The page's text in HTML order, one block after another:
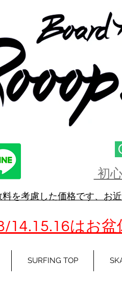
初
を考慮した価格です、お
14.15.16はお盆
SURFING TOP